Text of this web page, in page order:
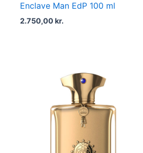
Enclave Man EdP 100 ml
2.750,00kr.